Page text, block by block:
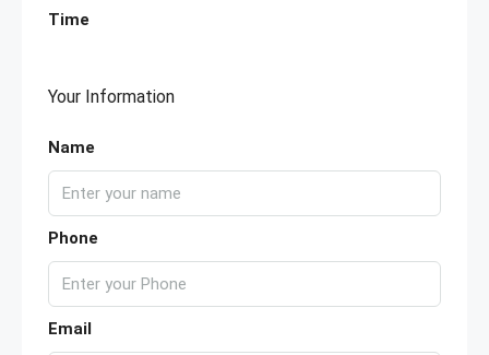
Time
Your Information
Name
Phone
Email